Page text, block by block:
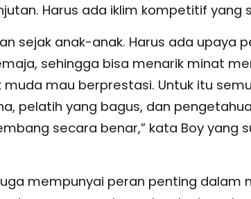
Harus ada iklim kompetitif
sejak anak-anak. Harus ada upaya
sehingga bisa menarik minat
mau berprestasi. Untuk itu
pelatih yang bagus, dan
secara benar,” kata Boy yang
mempunyai peran penting dalam